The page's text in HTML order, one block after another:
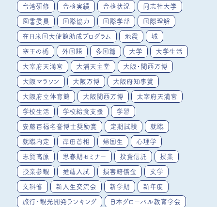
台湾研修 合格実績 合格状況 同志社大学
図書委員 国際協力 国際学部 国際理解
在日米国大使館助成プログラム 地震 城
塞王の楯 外国語 多国籍 大学 大学生活
大宰府天満宮 大浦天主堂 大阪・関西万博
大阪マラソン 大阪万博 大阪府知事賞
大阪府立体育館 大阪関西万博 太宰府天満宮
学校生活 学校給食支援 学習
安藤百福名誉博士奨励賞 定期試験 就職
就職内定 岸田首相 帰国生 心理学
志賀高原 思春期セミナー 投資信託 授業
授業参観 推薦入試 損害賠償金 文学
文科省 新入生交流会 新学期 新年度
旅行・観光開発ランキング 日本グローバル教育学会